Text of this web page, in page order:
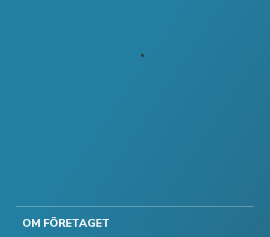
OM FÖRETAGET